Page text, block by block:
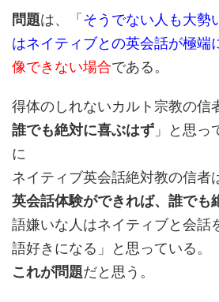
問題は、「 そうでない人も大勢
はネイティブとの英会話が極端
像できない場合である。
得体のしれないカルト宗教の信
誰でも絶対に喜ぶはず」と思っ
に
ネイティブ英会話絶対教の信者
英会話体験ができれば、誰でも
語嫌いな人はネイティブと会話
語好きになる」と思っている。
これが問題だと思う。